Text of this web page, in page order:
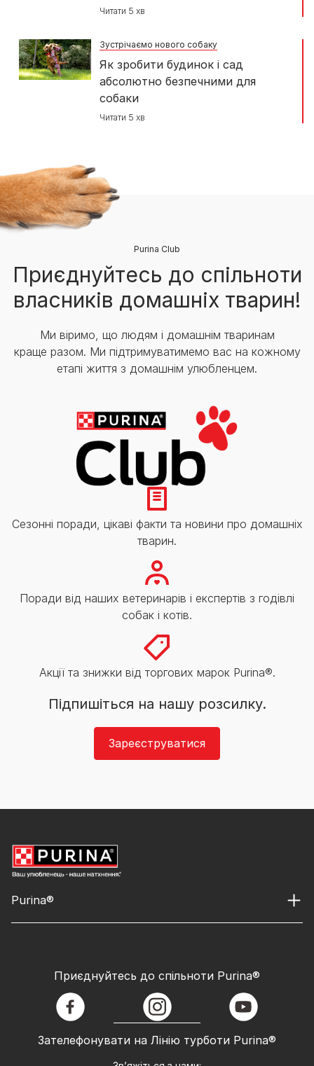
Читати 5 хв
Зустрічаємо нового собаку
Як зробити будинок і сад
абсолютно безпечними для
собаки
Читати 5 хв
Purina Club
Приєднуйтесь до спільноти
власників домашніх тварин!
Ми віримо, що людям і домашнім тваринам
краще разом. Ми підтримуватимемо вас на кожному
етапі життя з домашнім улюбленцем.
Сезонні поради, цікаві факти та новини про домашніх
тварин.
Поради від наших ветеринарів і експертів з годівлі
собак і котів.
Акції та знижки від торгових марок Purina®.
Підпишіться на нашу розсилку.
Зареєструватися
Purina®
Зателефонувати на Лінію турботи Purina®
Приєднуйтесь до спільноти Purina®
facebook instagram youtube